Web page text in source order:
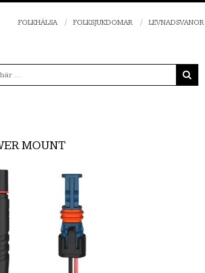
FOLKHÄLSA FOLKSJUKDOMAR LEVNADSVANOR
MOUNT